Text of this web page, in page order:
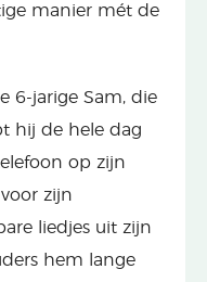
manier mét de
6-jarige Sam, die
hij de hele dag
op zijn
zijn
liedjes uit zijn
hem lange